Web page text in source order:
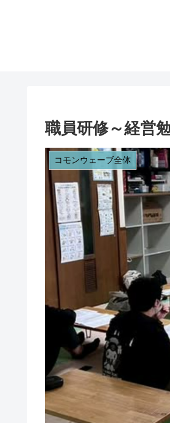
職員研修～経営
コモンウェーブ全体